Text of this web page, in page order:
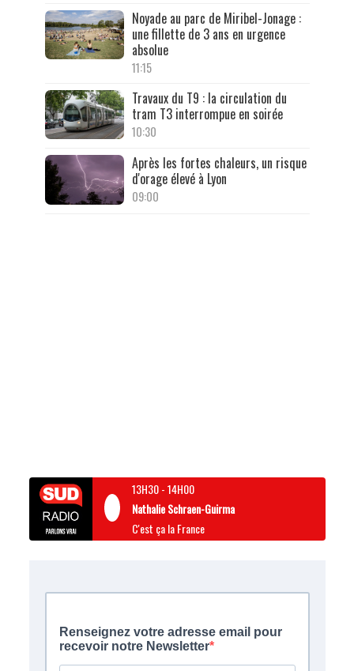
Noyade au parc de Miribel-Jonage :
une fillette de 3 ans en urgence
absolue
11:15
Travaux du T9 : la circulation du
tram T3 interrompue en soirée
10:30
Après les fortes chaleurs, un risque
d'orage élevé à Lyon
09:00
13H30-14H00
Nathalie Schraen-Guirma
C'est ça la France